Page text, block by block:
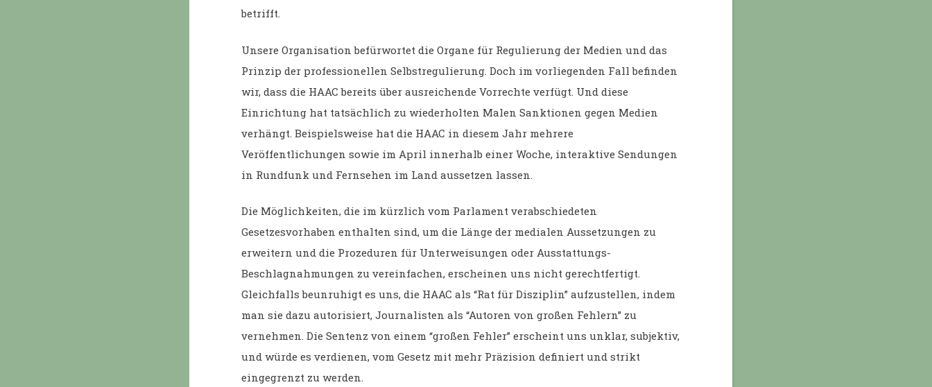
betrifft.
Unsere Organisation befürwortet die Organe für Regulierung der Medien und das
Prinzip der professionellen Selbstregulierung. Doch im vorliegenden Fall befinden
wir, dass die HAAC bereits über ausreichende Vorrechte verfügt. Und diese
Einrichtung hat tatsächlich zu wiederholten Malen Sanktionen gegen Medien
verhängt. Beispielsweise hat die HAAC in diesem Jahr mehrere
Veröffentlichungen sowie im April innerhalb einer Woche, interaktive Sendungen
in Rundfunk und Fernsehen im Land aussetzen lassen.
Die Möglichkeiten, die im kürzlich vom Parlament verabschiedeten
Gesetzesvorhaben enthalten sind, um die Länge der medialen Aussetzungen zu
erweitern und die Prozeduren für Unterweisungen oder Ausstattungs-
Beschlagnahmungen zu vereinfachen, erscheinen uns nicht gerechtfertigt.
Gleichfalls beunruhigt es uns, die HAAC als “Rat für Disziplin” aufzustellen, indem
man sie dazu autorisiert, Journalisten als “Autoren von großen Fehlern” zu
vernehmen. Die Sentenz von einem “großen Fehler” erscheint uns unklar, subjektiv,
und würde es verdienen, vom Gesetz mit mehr Präzision definiert und strikt
eingegrenzt zu werden.